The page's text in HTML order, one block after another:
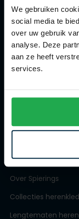
We gebruiken
social media te
over uw gebruik
analyse. Deze
aan ze heeft
services.
Actievoorwaarden
Artikelonderhoud
Winkel
Contact webshop
Spierings
Over Spierings
Collecties
Lengtematen